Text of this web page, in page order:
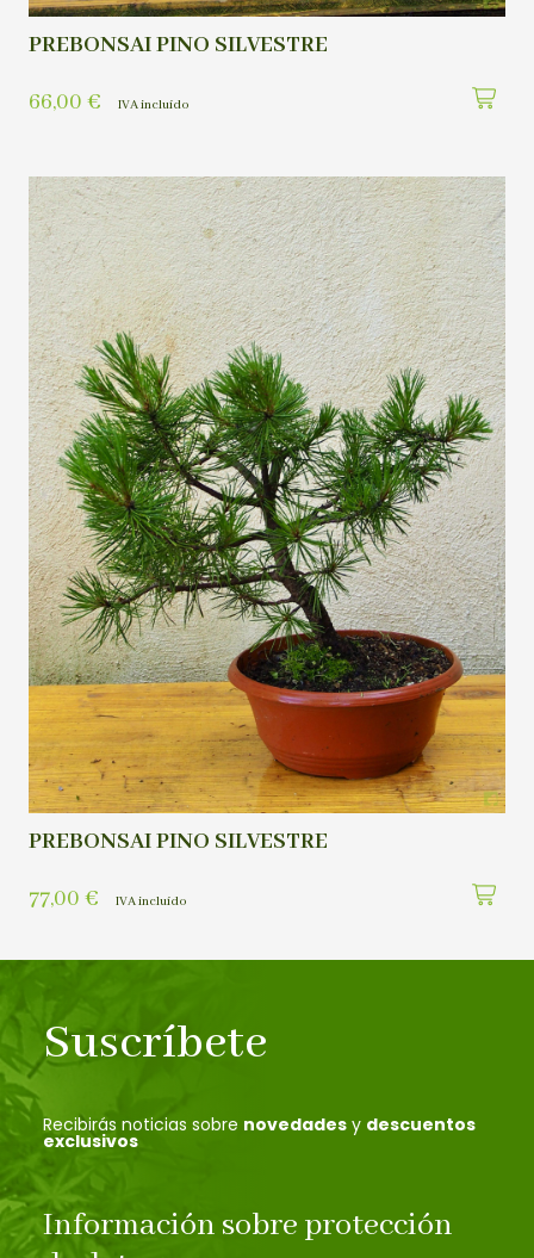
PREBONSAI PINO SILVESTRE
66,00 € IVA incluído
PREBONSAI PINO SILVESTRE
77,00 € IVA incluído
Suscríbete
Recibirás noticias sobre novedades y descuentos
exclusivos
Información sobre protección